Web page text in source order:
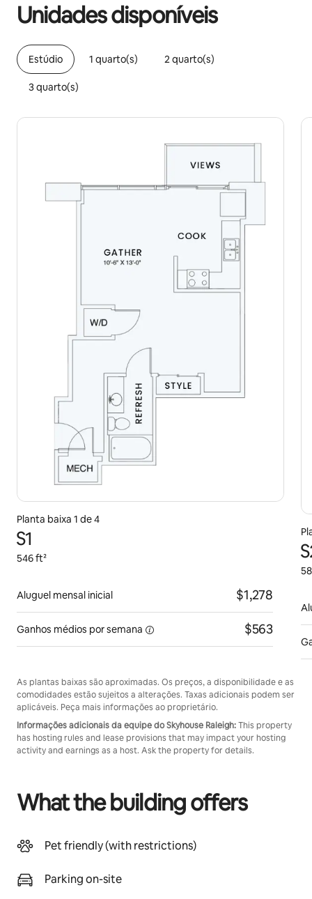
Unidades disponíveis
Estúdio 1 quarto(s) 2 quarto(s)
3 quarto(s)
Planta baixa 1 de 4
S1
546 ft²
Aluguel mensal inicial $1,278
Ganhos médios por semana $563
As plantas baixas são aproximadas. Os preços, a disponibilidade e as
comodidades estão sujeitos a alterações. Taxas adicionais podem ser
aplicáveis. Peça mais informações ao proprietário.
Informações adicionais da equipe do Skyhouse Raleigh:This property
has hosting rules and lease provisions that may impact your hosting
activity and earnings as a host. Ask the property for details.
What the building offers
Pet friendly (with restrictions)
Parking on-site